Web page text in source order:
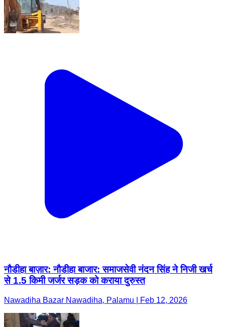
नौडीहा बाज़ार: नौडीहा बाजार: समाजसेवी नंदन सिंह ने निजी खर्च
से 1.5 किमी जर्जर सड़क को कराया दुरुस्त
Nawadiha Bazar Nawadiha, Palamu | Feb 12, 2026